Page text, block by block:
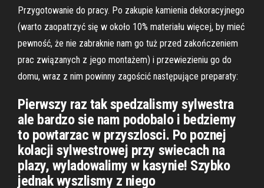
Przygotowanie do pracy. Po zakupie kamienia dekoracyjnego
(warto zaopatrzyć się w około 10% materiału więcej, by mieć
pewność, że nie zabraknie nam go tuż przed zakończeniem
prac związanych z jego montażem) i przewiezieniu go do
domu, wraz z nim powinny zagościć następujące preparaty:
Pierwszy raz tak spedzalismy sylwestra
ale bardzo sie nam podobalo i bedziemy
to powtarzac w przyszlosci. Po poznej
kolacji sylwestrowej przy swiecach na
plazy, wyladowalimy w kasynie! Szybko
jednak wyszlismy z niego